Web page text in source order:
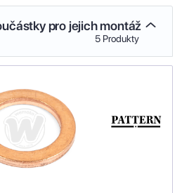
pro jejich montáž
5 Produkty